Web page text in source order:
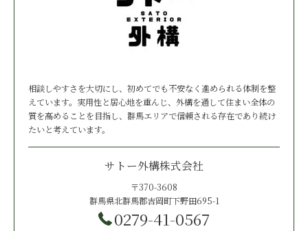
相談しやすさを大切にし、初めてでも不安なく進められる体制を整
えています。実用性と居心地を重んじ、外構を通して住まい全体の
質を高めることを目指し、群馬エリアで信頼される存在であり続け
たいと考えています。
サトー外構株式会社
〒370-3608
群馬県北群馬郡吉岡町下野田695-1
0279-41-0567